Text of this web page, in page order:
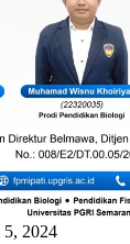
5, 2024